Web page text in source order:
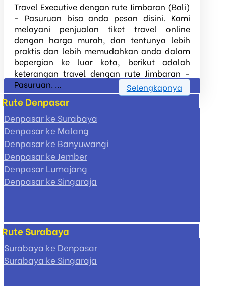
Travel Executive dengan rute Jimbaran (Bali)
- Pasuruan bisa anda pesan disini. Kami
melayani penjualan tiket travel online
dengan harga murah, dan tentunya lebih
praktis dan lebih memudahkan anda dalam
bepergian ke luar kota, berikut adalah
keterangan travel dengan rute Jimbaran -
Pasuruan. ...
Selengkapnya
Rute Denpasar
Denpasar ke Surabaya
Denpasar ke Malang
Denpasar ke Banyuwangi
Denpasar ke Jember
Denpasar Lumajang
Denpasar ke Singaraja
Rute Surabaya
Surabaya ke Denpasar
Surabaya ke Singaraja